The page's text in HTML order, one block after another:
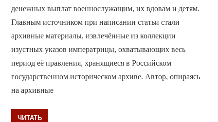
денежных выплат военнослужащим, их вдовам и детям.
Главным источником при написании статьи стали
архивные материалы, извлечённые из коллекции
изустных указов императрицы, охватывающих весь
период её правления, хранящиеся в Российском
государственном историческом архиве. Автор, опираясь
на архивные
ЧИТАТЬ